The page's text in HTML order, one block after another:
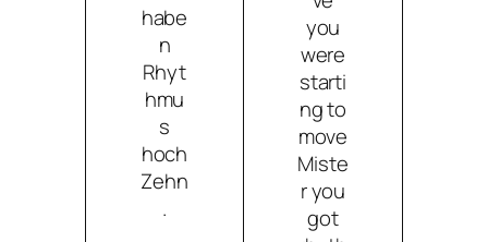
habe
n
Rhyt
hmu
s
hoch
Zehn
.
you
were
starti
ng to
move
Miste
r you
got